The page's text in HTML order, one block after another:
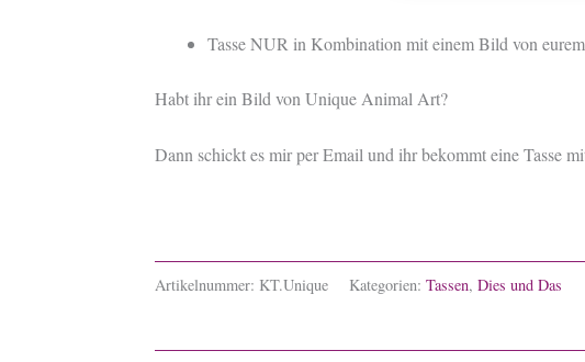
Tasse NUR in Kombination mit einem Bild von
Habt ihr ein Bild von Unique Animal Art?
Dann schickt es mir per Email und ihr bekommt eine Tasse
Artikelnummer: KT.Unique Kategorien: Tassen, Dies und Das